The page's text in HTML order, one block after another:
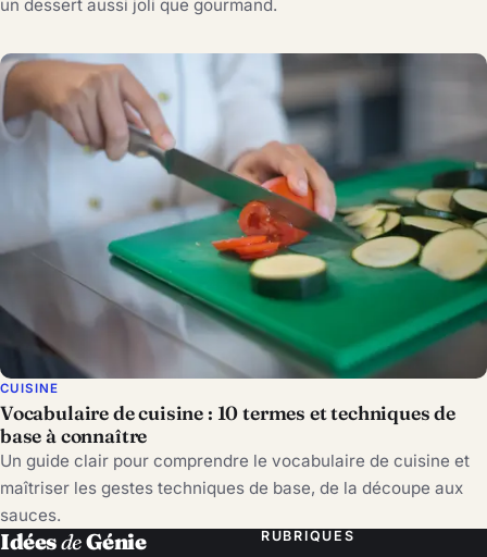
un dessert aussi joli que gourmand.
CUISINE
Vocabulaire de cuisine : 10 termes et techniques de
base à connaître
Un guide clair pour comprendre le vocabulaire de cuisine et
maîtriser les gestes techniques de base, de la découpe aux
sauces.
IdéesdeGénie RUBRIQUES